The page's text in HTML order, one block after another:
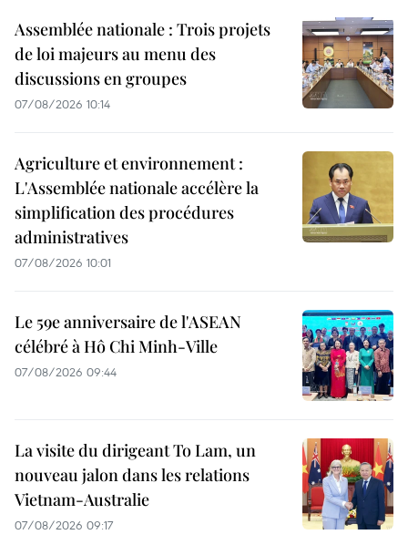
Assemblée nationale : Trois projets
de loi majeurs au menu des
discussions en groupes
07/08/2026 10:14
Agriculture et environnement :
L'Assemblée nationale accélère la
simplification des procédures
administratives
07/08/2026 10:01
Le 59e anniversaire de l'ASEAN
célébré à Hô Chi Minh-Ville
07/08/2026 09:44
La visite du dirigeant To Lam, un
nouveau jalon dans les relations
Vietnam-Australie
07/08/2026 09:17